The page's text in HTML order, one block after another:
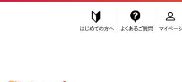
ふるぽ JTBのふるさと納税サイト